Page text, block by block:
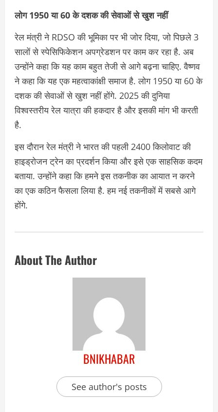
लोग 1950 या 60 के दशक की सेवाओं से खुश नहीं
रेल मंत्री ने RDSO की भूमिका पर भी जोर दिया, जो पिछले 3
सालों से स्‍पेसिफिकेशन अपग्रेडशन पर काम कर रहा है. अब
उन्होंने कहा कि यह काम बहुत तेजी से आगे बढ़ना चाहिए. वैष्‍णव
ने कहा कि यह एक महत्‍वाकांक्षी समाज है. लोग 1950 या 60 के
दशक की सेवाओं से खुश नहीं होंगे. 2025 की दुनिया
विश्‍वस्‍तरीय रेल यात्रा की हकदार है और इसकी मांग भी करती
है.
इस दौरान रेल मंत्री ने भारत की पहली 2400 किलोवाट की
हाइड्रोजन ट्रेन का प्रदर्शन किया और इसे एक साहसिक कदम
बताया. उन्होंने कहा कि हमने इस तकनीक का आयात न करने
का एक कठिन फैसला लिया है. हम नई तकनीकों में सबसे आगे
होंगे.
About The Author
BNIKHABAR
See author's posts